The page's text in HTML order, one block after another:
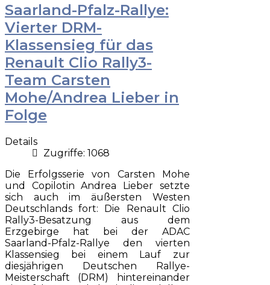
Saarland-Pfalz-Rallye:
Vierter DRM-
Klassensieg für das
Renault Clio Rally3-
Team Carsten
Mohe/Andrea Lieber in
Folge
Details
Zugriffe: 1068
Die Erfolgsserie von Carsten Mohe
und Copilotin Andrea Lieber setzte
sich auch im äußersten Westen
Deutschlands fort: Die Renault Clio
Rally3-Besatzung aus dem
Erzgebirge hat bei der ADAC
Saarland-Pfalz-Rallye den vierten
Klassensieg bei einem Lauf zur
diesjährigen Deutschen Rallye-
Meisterschaft (DRM) hintereinander